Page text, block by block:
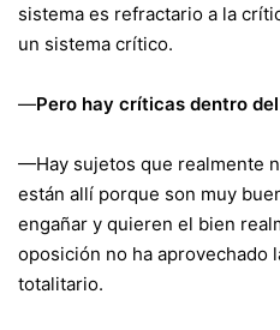
sistema es refractario a la
un sistema crítico.
—Pero hay críticas dentro
—Hay sujetos que realmente
están allí porque son muy
engañar y quieren el bien
oposición no ha aprovechado
totalitario.